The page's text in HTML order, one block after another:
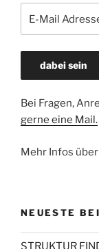
Bei Fragen,
gerne eine Mail.
Mehr Infos
NEUESTE
STRUKTUR